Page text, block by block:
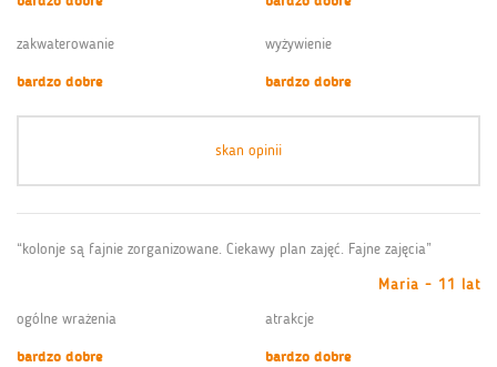
zakwaterowanie
bardzo dobre
wyżywienie
bardzo dobre
skan opinii
“kolonje są fajnie zorganizowane. Ciekawy plan zajęć. Fajne zajęcia”
Maria - 11 lat
ogólne wrażenia
bardzo dobre
atrakcje
bardzo dobre